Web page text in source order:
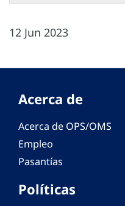
12 Jun 2023
Acerca de
Acerca de OPS/OMS
Empleo
Pasantías
Políticas